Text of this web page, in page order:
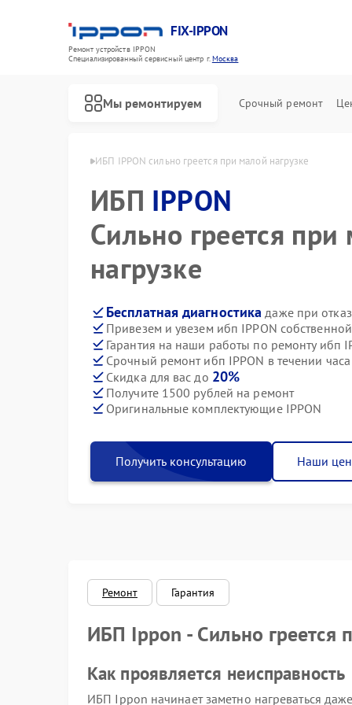
FIX-IPPON
Ремонт устройств IPPON
Специализированный cервисный центр г.Москва
Мы ремонтируем Срочный ремонт
IPPON в Москве ИБП IPPON сильно греется при малой нагрузке
ИБП IPPON
Сильно греется при
нагрузке
Бесплатная диагностика даже при
Привезем и увезем ибп IPPON
Гарантия на наши работы по ремонту ибп
Срочный ремонт ибп IPPON в течении часа
Скидка для вас до 20%
Получите 1500 рублей на ремонт
Оригинальные комплектующие IPPON
Получить консультацию Наши
Ремонт Гарантия
ИБП Ippon - Сильно греется
Как проявляется неисправность
ИБП Ippon начинает заметно нагреваться